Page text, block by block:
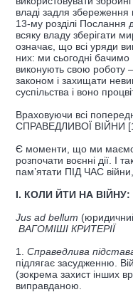
владі задля
13-му розділі
всяку владу зберігати
означає, що всі уряди
них: ми сьогодні
виконують свою роботу
законом і захищати
суспільства і воно
Враховуючи всі
СПРАВЕДЛИВОЇ ВІЙНИ
Є моменти, що ми маємо
розпочати воєнні дії. І
пам’ятати ПІД ЧАС
І. КОЛИ ЙТИ НА ВІЙНУ:
Jus ad bellum
ВАГОМІШІ КРИТЕРІЇ
1. Справедлива
підлягає засудженню.
(зокрема захист інших
виправданою.